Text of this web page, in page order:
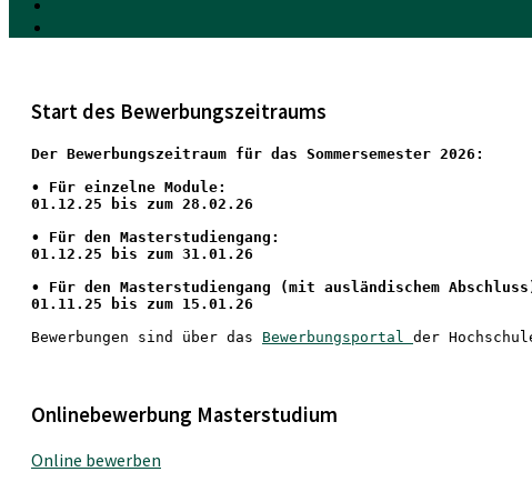
Start des Bewerbungszeitraums
Der Bewerbungszeitraum für das Sommersemester 2026:
• Für einzelne Module:
01.12.25 bis zum 28.02.26
• Für den Masterstudiengang:
01.12.25 bis zum 31.01.26
• Für den Masterstudiengang (mit ausländischem
01.11.25 bis zum 15.01.26
Bewerbungen sind über das Bewerbungsportal der
Onlinebewerbung Masterstudium
Online bewerben